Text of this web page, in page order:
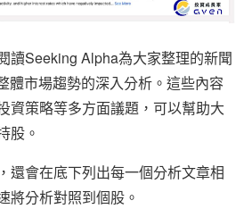
讀Seeking Alpha為大家整理的新聞
體市場趨勢的深入分析。這些內容
資策略等多方面議題，可以幫助大
股。
還會在底下列出每一個分析文章相
將分析對照到個股。